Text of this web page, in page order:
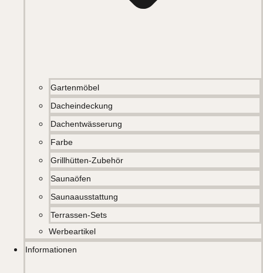
Gartenmöbel
Dacheindeckung
Dachentwässerung
Farbe
Grillhütten-Zubehör
Saunaöfen
Saunaausstattung
Terrassen-Sets
Werbeartikel
Informationen